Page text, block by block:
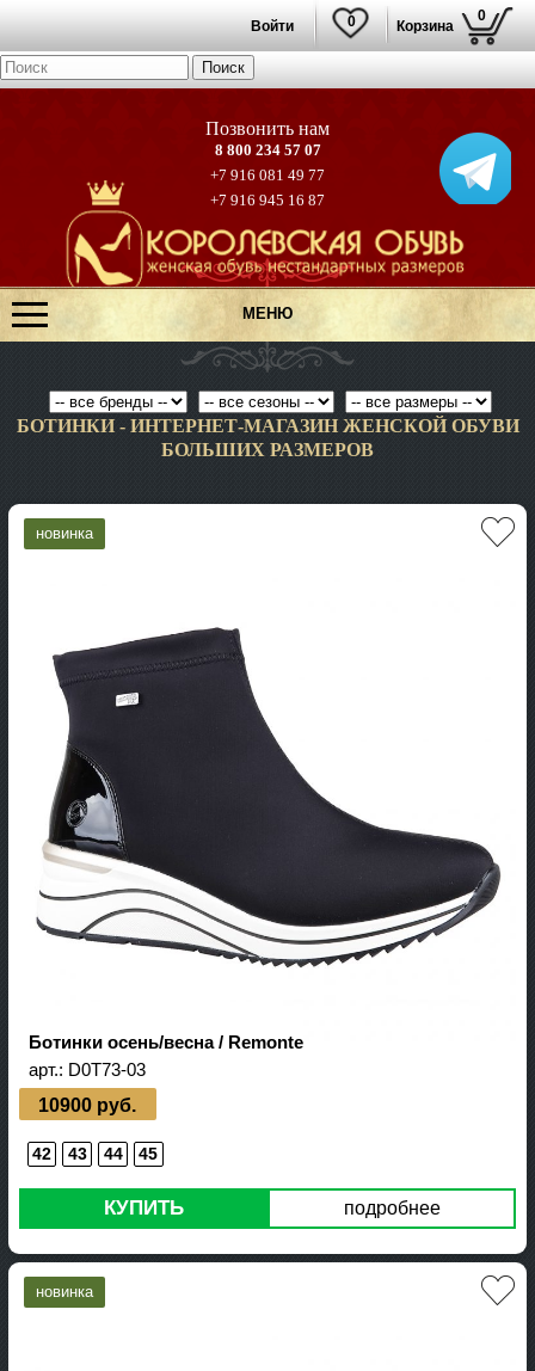
Корзина
0
0
Войти
8 800 234 57 07
+7 916 081 49 77
+7 916 945 16 87
МЕНЮ
БОТИНКИ - ИНТЕРНЕТ-МАГАЗИН ЖЕНСКОЙ ОБУВИ
БОЛЬШИХ РАЗМЕРОВ
Ботинки осень/весна / Remonte
арт.: D0T73-03
10900 руб.
42 43 44 45
подробнее
КУПИТЬ